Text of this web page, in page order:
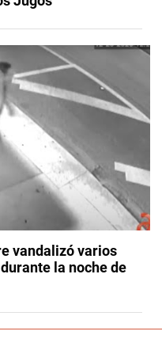
vandalizó varios
la noche de